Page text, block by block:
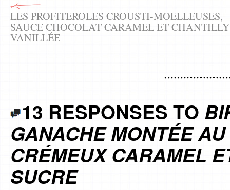
LES PROFITEROLES CROUSTI-MOELLEUSES,
SAUCE CHOCOLAT CARAMEL ET CHANTILLY
VANILLÉE
13 RESPONSES TO
GANACHE MONTÉE
CRÉMEUX CARAMEL
SUCRE